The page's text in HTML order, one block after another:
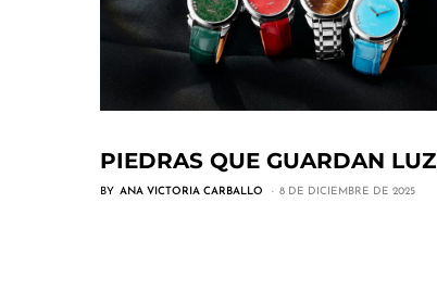
PIEDRAS QUE GUARDAN LUZ
BY ANA VICTORIA CARBALLO 8 DE DICIEMBRE DE 2025